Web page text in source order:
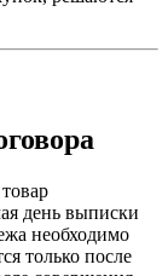
день выписки
необходимо
только после